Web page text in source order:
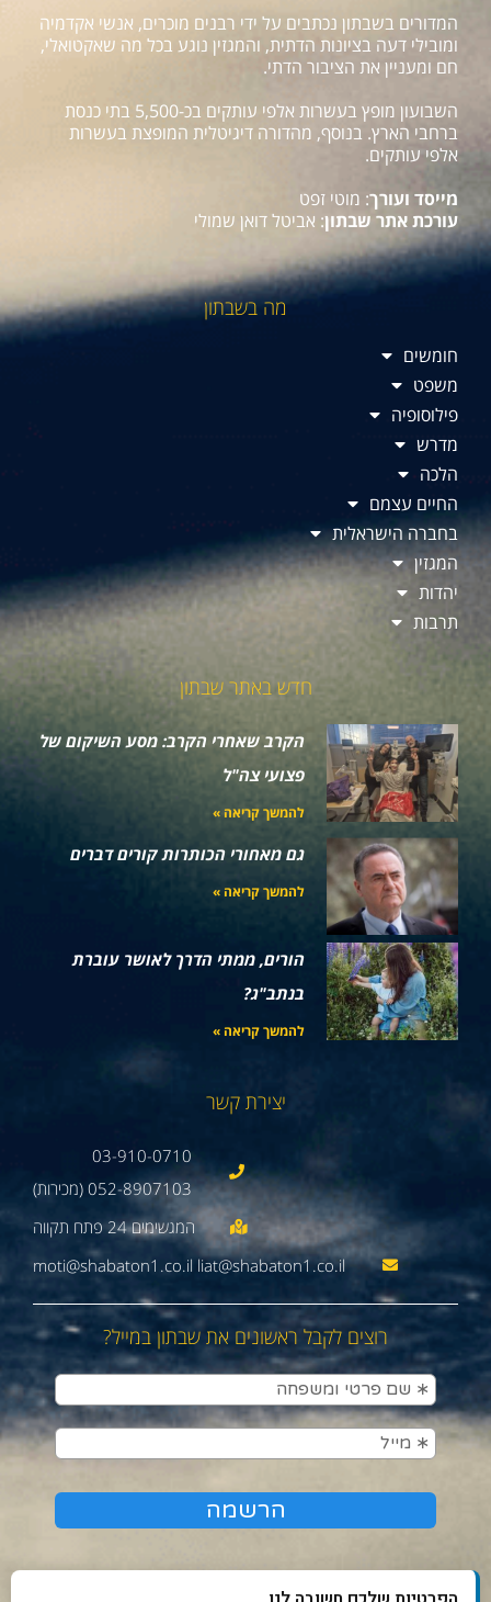
המדורים בשבתון נכתבים על ידי רבנים מוכרים, אנשי אקדמיה
ומובילי דעה בציונות הדתית, והמגזין נוגע בכל מה שאקטואלי,
חם ומעניין את הציבור הדתי.
השבועון מופץ בעשרות אלפי עותקים בכ-5,500 בתי כנסת
ברחבי הארץ. בנוסף, מהדורה דיגיטלית המופצת בעשרות
אלפי עותקים.
מייסד ועורך: מוטי זפט
עורכת אתר שבתון: אביטל דואן שמולי
מה בשבתון
חומשים
משפט
פילוסופיה
מדרש
הלכה
החיים עצמם
בחברה הישראלית
המגזין
יהדות
תרבות
חדש באתר שבתון
הקרב שאחרי הקרב: מסע השיקום של
פצועי צה"ל
להמשך קריאה »
גם מאחורי הכותרות קורים דברים
להמשך קריאה »
הורים, ממתי הדרך לאושר עוברת
בנתב"ג?
להמשך קריאה »
יצירת קשר
03-910-0710
052-8907103 (מכירות)
moti@shabaton1.co.il liat@shabaton1.co.il
רוצים לקבל ראשונים את שבתון במייל?